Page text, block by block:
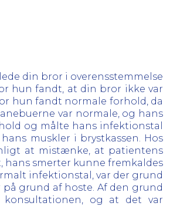
din bror i overensstemmelse
hun fandt, at din bror ikke var
hun fandt normale forhold, da
var normale, og hans
og målte hans infektionstal
muskler i brystkassen. Hos
at mistænke, at patientens
hans smerter kunne fremkaldes
infektionstal, var der grund
grund af hoste. Af den grund
og at det var